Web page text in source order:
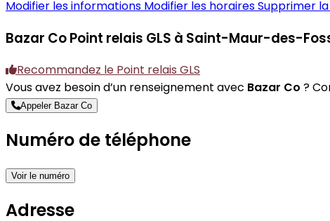
Modifier les informations Modifier les horairesSupprimer
Bazar CoPoint relais GLS à Saint-Maur-des-
Recommandez le Point relais GLS
Vous avez besoin d’un renseignement avec Bazar Co ?
Appeler Bazar Co
Numéro de téléphone
Voir le numéro
Adresse